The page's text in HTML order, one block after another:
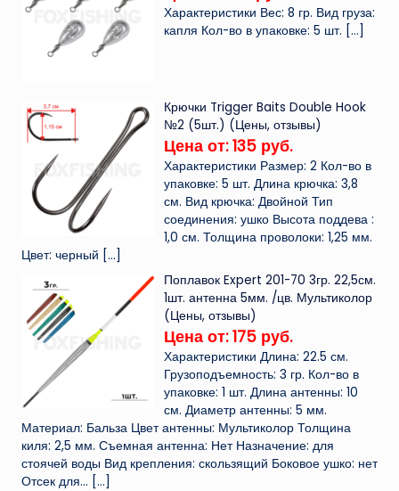
Характеристики Вес: 8 гр. Вид груза:
капля Кол-во в упаковке: 5 шт. […]
Крючки Trigger Baits Double Hook
№2 (5шт.) (Цены, отзывы)
Цена от: 135 руб.
Характеристики Размер: 2 Кол-во в
упаковке: 5 шт. Длина крючка: 3,8
см. Вид крючка: Двойной Тип
соединения: ушко Высота поддева :
1,0 см. Толщина проволоки: 1,25 мм.
Цвет: черный […]
Поплавок Expert 201-70 3гр. 22,5см.
1шт. антенна 5мм. /цв. Мультиколор
(Цены, отзывы)
Цена от: 175 руб.
Характеристики Длина: 22.5 см.
Грузоподъемность: 3 гр. Кол-во в
упаковке: 1 шт. Длина антенны: 10
см. Диаметр антенны: 5 мм.
Материал: Бальза Цвет антенны: Мультиколор Толщина
киля: 2,5 мм. Съемная антенна: Нет Назначение: для
стоячей воды Вид крепления: скользящий Боковое ушко: нет
Отсек для... […]